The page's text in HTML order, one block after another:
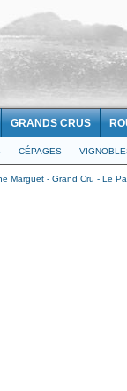
GRANDS CRUS
CÉPAGES
Marguet - Grand Cru - Le